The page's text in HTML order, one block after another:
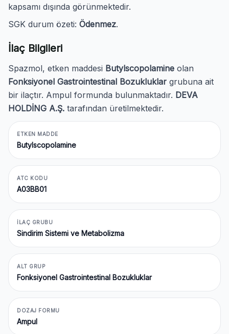
kapsamı dışında görünmektedir.
SGK durum özeti: Ödenmez.
İlaç Bilgileri
Spazmol, etken maddesi Butylscopolamine olan
Fonksiyonel Gastrointestinal Bozukluklar grubuna ait
bir ilaçtır. Ampul formunda bulunmaktadır. DEVA
HOLDİNG A.Ş. tarafından üretilmektedir.
ETKEN MADDE
Butylscopolamine
ATC KODU
A03BB01
İLAÇ GRUBU
Sindirim Sistemi ve Metabolizma
ALT GRUP
Fonksiyonel Gastrointestinal Bozukluklar
DOZAJ FORMU
Ampul